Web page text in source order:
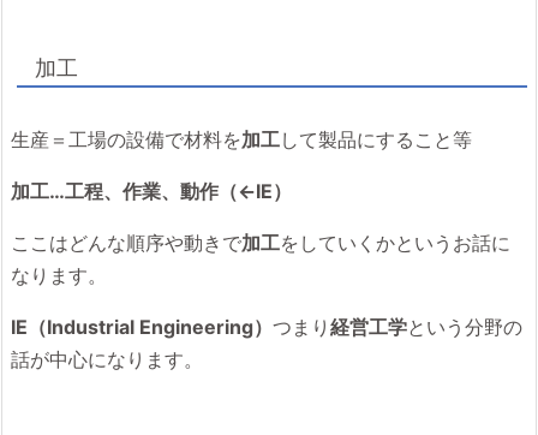
加工
生産＝工場の設備で材料を加工して製品にすること等
加工…工程、作業、動作（←IE）
ここはどんな順序や動きで加工をしていくかというお話に
なります。
IE（Industrial Engineering） つまり 経営工学という分野の
話が中心になります。